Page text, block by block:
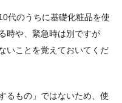
代のうちに基礎化粧品を使
時や、緊急時は別ですが
いことを覚えておいてくだ
るもの」ではないため、使